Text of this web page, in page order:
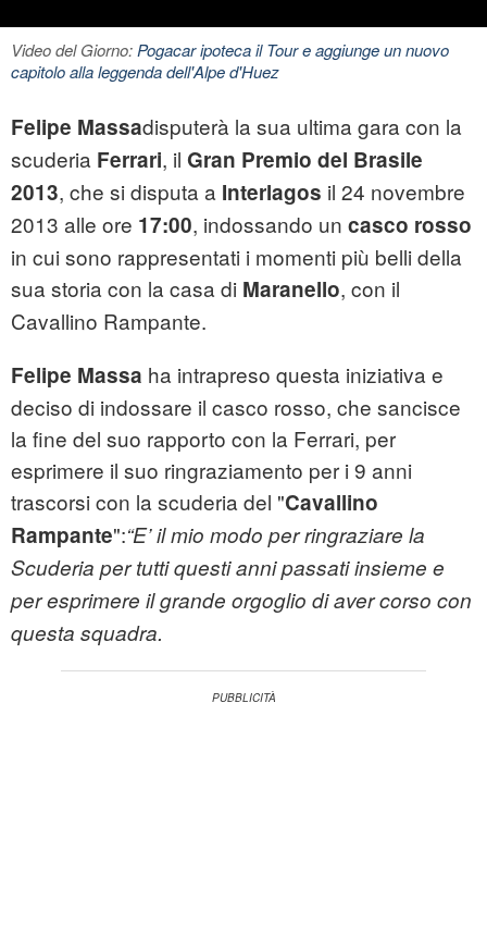
Video del Giorno: Pogacar ipoteca il Tour e aggiunge un nuovo
capitolo alla leggenda dell'Alpe d'Huez
Felipe Massadisputerà la sua ultima gara con la
scuderia Ferrari, il Gran Premio del Brasile
2013, che si disputa a Interlagos il 24 novembre
2013 alle ore 17:00, indossando un casco rosso
in cui sono rappresentati i momenti più belli della
sua storia con la casa di Maranello, con il
Cavallino Rampante.
Felipe Massa ha intrapreso questa iniziativa e
deciso di indossare il casco rosso, che sancisce
la fine del suo rapporto con la Ferrari, per
esprimere il suo ringraziamento per i 9 anni
trascorsi con la scuderia del "Cavallino
Rampante":“E’ il mio modo per ringraziare la
Scuderia per tutti questi anni passati insieme e
per esprimere il grande orgoglio di aver corso con
questa squadra.